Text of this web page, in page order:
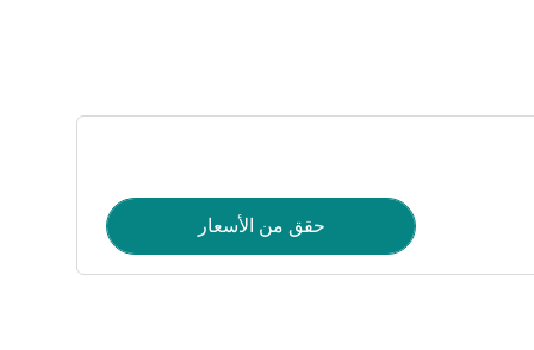
حقق من الأسعار